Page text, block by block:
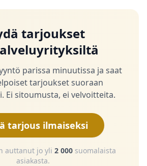
tarjoukset
parissa minuutissa ja saat
tarjoukset suoraan
Ei sitoumusta, ei velvoitteita.
tarjous ilmaiseksi
auttanut jo yli 2 000suomalaista
asiakasta.